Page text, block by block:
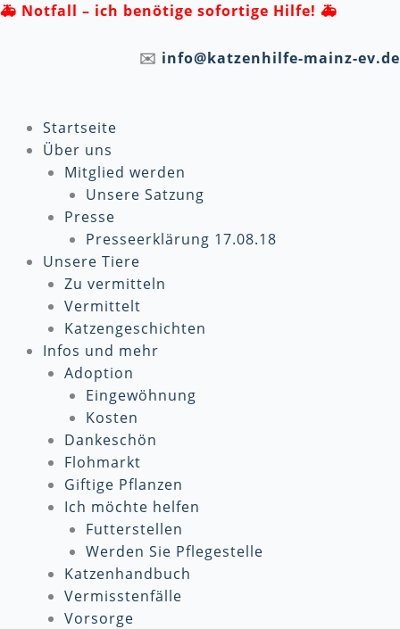
Zum
🚑 Notfall – ich benötige sofortige Hilfe! 🚑
✉️ info@katzenhilfe-mainz-ev.de
Startseite
Über uns
Mitglied werden
Unsere Satzung
Presse
Presseerklärung 17.08.18
Unsere Tiere
Zu vermitteln
Vermittelt
Katzengeschichten
Infos und mehr
Adoption
Eingewöhnung
Kosten
Dankeschön
Flohmarkt
Giftige Pflanzen
Ich möchte helfen
Futterstellen
Werden Sie Pflegestelle
Katzenhandbuch
Vermisstenfälle
Vorsorge